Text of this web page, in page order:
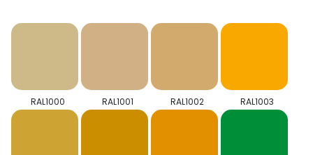
RAL1000 RAL1001 RAL1002 RAL1003